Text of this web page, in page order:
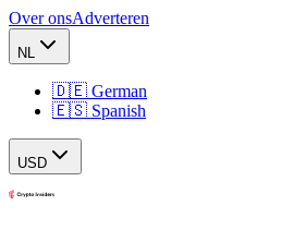
Over onsAdverteren
NL
🇩🇪 German
🇪🇸 Spanish
USD